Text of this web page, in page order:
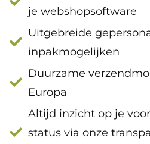
je webshopsoftware
Uitgebreide
inpakmogelijken
Duurzame
Europa
Altijd inzicht op je
status via onze